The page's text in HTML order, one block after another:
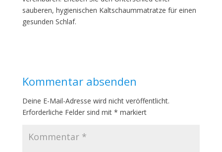
sauberen, hygienischen Kaltschaummatratze für einen
gesunden Schlaf.
Kommentar absenden
Deine E-Mail-Adresse wird nicht veröffentlicht.
Erforderliche Felder sind mit * markiert